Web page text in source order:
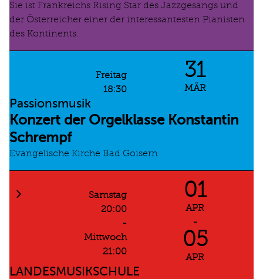
Sie ist Frankreichs Rising Star des Jazzgesangs und
der Österreicher einer der interessantesten Pianisten
des Kontinents.
Freitag
18:30
31
MÄR
Passionsmusik
Konzert der Orgelklasse Konstantin
Schrempf
Evangelische Kirche Bad Goisern
Samstag
20:00
-
Mittwoch
21:00
01
APR
-
05
APR
LANDESMUSIKSCHULE